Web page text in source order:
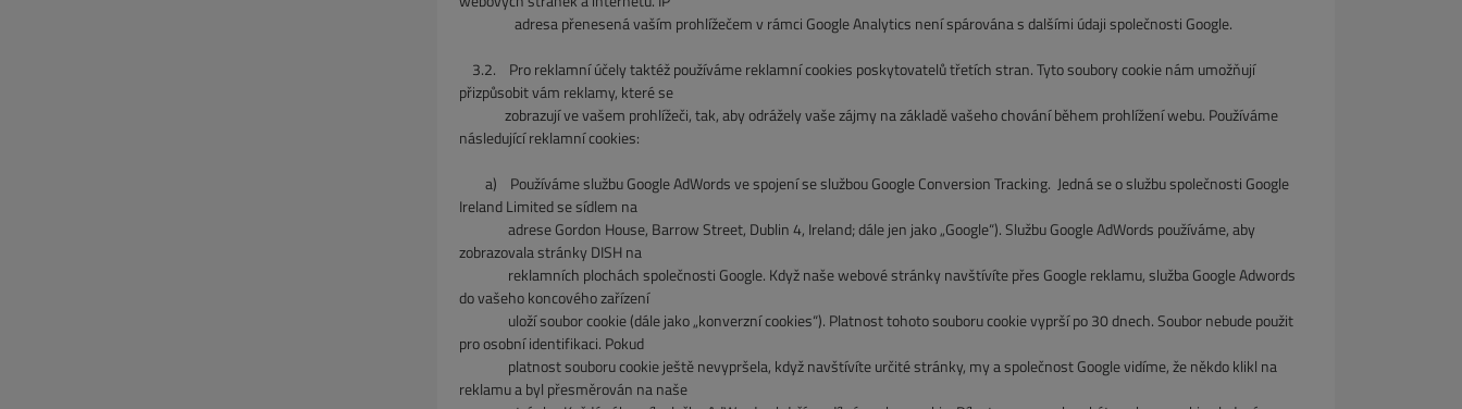
adresa přenesená vaším prohlížečem v rámci Google Analytics není spárována s dalšími údaji společnosti Google.
3.2. Pro reklamní účely taktéž používáme reklamní cookies poskytovatelů třetích stran. Tyto soubory cookie nám umožňují
přizpůsobit vám reklamy, které se
zobrazují ve vašem prohlížeči, tak, aby odrážely vaše zájmy na základě vašeho chování během prohlížení webu. Používáme
následující reklamní cookies:
a)
Používáme službu Google AdWords ve spojení se službou Google Conversion Tracking. Jedná se o službu společnosti Google
Ireland Limited se sídlem na
adrese Gordon House, Barrow Street, Dublin 4, Ireland; dále jen jako „Google“). Službu Google AdWords používáme, aby
zobrazovala stránky DISH na
reklamních plochách společnosti Google. Když naše webové stránky navštívíte přes Google reklamu, služba Google Adwords
do vašeho koncového zařízení
uložísoubor cookie (dále jako „konverzní cookies“). Platnost tohoto souboru cookie vyprší po 30 dnech. Soubor nebude použit
pro osobní identifikaci. Pokud
platnost souboru cookie ještě nevypršela, když navštívíte určité stránky, my a společnost Google vidíme, že někdo klikl na
reklamu a byl přesměrován na naše